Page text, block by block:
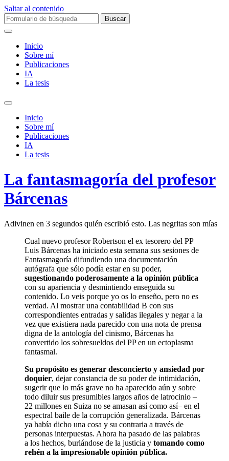
Saltar al contenido
Buscar:
Inicio
Sobre mí­
Publicaciones
IA
La tesis
Alternar
campo
búsqueda
Inicio
Sobre mí­
Publicaciones
IA
La tesis
La fantasmagoría del profesor
Bárcenas
Adivinen en 3 segundos quién escribió esto. Las negritas son mías
Cual nuevo profesor Robertson el ex tesorero del PP
Luis Bárcenas ha iniciado esta semana sus sesiones de
Fantasmagoría difundiendo una documentación
autógrafa que sólo podía estar en su poder,
sugestionando poderosamente a la opinión pública
con su apariencia y desmintiendo enseguida su
contenido. Lo veis porque yo os lo enseño, pero no es
verdad. Al mostrar una contabilidad B con sus
correspondientes entradas y salidas ilegales y negar a la
vez que existiera nada parecido con una nota de prensa
digna de la antología del cinismo, Bárcenas ha
convertido los sobresueldos del PP en un ectoplasma
fantasmal.
Su propósito es generar desconcierto y ansiedad por
doquier, dejar constancia de su poder de intimidación,
sugerir que lo más grave no ha aparecido aún y sobre
todo diluir sus presumibles largos años de latrocinio –
22 millones en Suiza no se amasan así como así– en el
espectral baile de la corrupción generalizada. Bárcenas
ya había dicho una cosa y su contraria a través de
personas interpuestas. Ahora ha pasado de las palabras
a los hechos, burlándose de la justicia y tomando como
rehén a la impresionable opinión pública.